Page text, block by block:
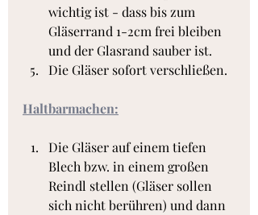
wichtig ist - dass bis zum
Gläserrand 1-2cm frei bleiben
und der Glasrand sauber ist.
Die Gläser sofort verschließen.
Haltbarmachen:
Die Gläser auf einem tiefen
Blech bzw. in einem großen
Reindl stellen (Gläser sollen
sich nicht berühren) und dann